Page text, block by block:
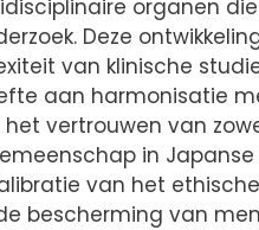
organen
Deze
van klinische
aan harmonisatie
vertrouwen van
in
van het
bescherming van